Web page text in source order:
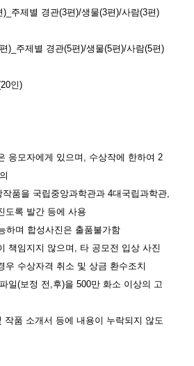
주제별 경관(3편)/생물(3편)/사람(3편)
)_주제별 경관(5편)/생물(5편)/사람(5편)
인)
응모자에게 있으며, 수상작에 한하여 2
품을 국립중앙과학관과 4대국립과학관,
도록 발간 등에 사용
하며 합성사진은 출품불가함
책임지지 않으며, 타 공모전 입상 사진
우 수상자격 취소 및 상금 환수조치
일(보정 전,후)을 500만 화소 이상의 고
작품 소개서 등에 내용이 누락되지 않도